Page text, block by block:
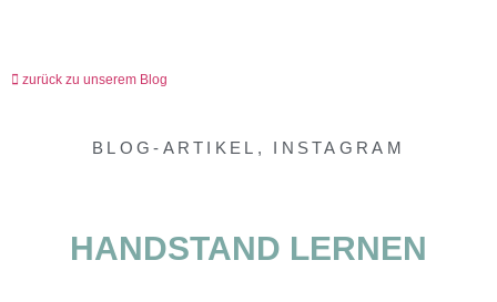
zurück zu unserem Blog
BLOG-ARTIKEL , INSTAGRAM
HANDSTAND LERNEN